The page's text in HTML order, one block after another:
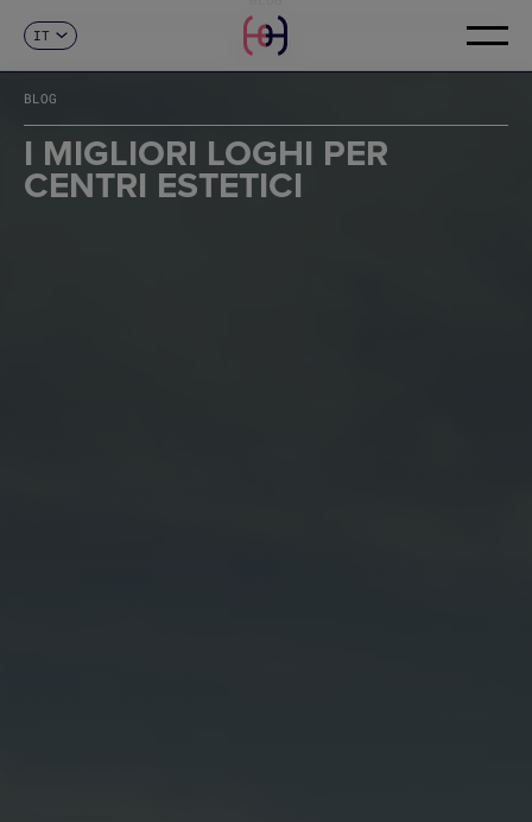
EN
FR
DE
IT
PT
CONTATTI
BLOG
I MIGLIORI LOGHI PER
CENTRI ESTETICI